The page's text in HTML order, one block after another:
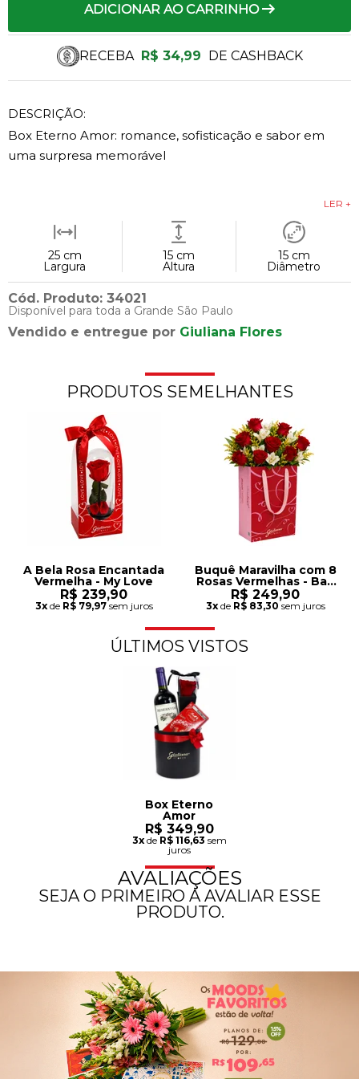
DESCRIÇÃO:
Box Eterno Amor: romance, sofisticação e sabor em
uma surpresa memorável
LER +
25 cm
Largura
15 cm
Altura
15 cm
Diâmetro
Cód. Produto: 34021
Disponível para toda a Grande São Paulo
Vendido e entregue por Giuliana Flores
RECEBA R$ 34,99 DE CASHBACK
ADICIONAR AO CARRINHO
PRODUTOS SEMELHANTES
A Bela Rosa Encantada
Vermelha - My Love
R$ 239,90
3xde R$ 79,97sem juros
Buquê Maravilha com 8
Rosas Vermelhas - Bag
Love
R$ 249,90
3xde R$ 83,30sem juros
ÚLTIMOS VISTOS
Box Eterno
Amor
R$ 349,90
3xde R$ 116,63 sem
juros
AVALIAÇÕES
SEJA O PRIMEIRO A AVALIAR ESSE
PRODUTO.